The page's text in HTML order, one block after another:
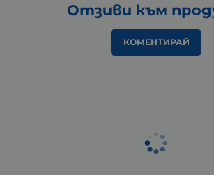
Отзиви към
КОМЕНТИРАЙ